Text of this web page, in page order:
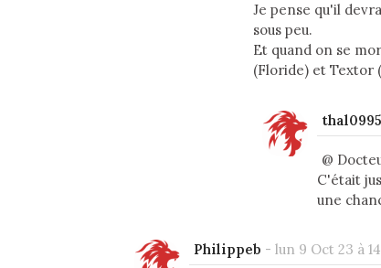
Je pense qu'il
sous peu.
Et quand on se
(Floride) et Textor
thal0995
@
C'était
une
Philippeb - lun 9 Oct 23 à